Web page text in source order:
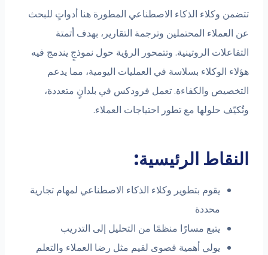
وكلاء الذكاء الاصطناعي المطورة هنا أدواتٍ للبحث
العملاء المحتملين وترجمة التقارير، بهدف أتمتة
الروتينية. وتتمحور الرؤية حول نموذجٍ يندمج فيه
الوكلاء بسلاسة في العمليات اليومية، مما يدعم
والكفاءة. تعمل فرودكس في بلدانٍ متعددة،
حلولها مع تطور احتياجات العملاء.
الرئيسية:
يقوم بتطوير وكلاء الذكاء الاصطناعي لمهام تجارية
يتبع مسارًا منظمًا من التحليل إلى التدريب
يولي أهمية قصوى لقيم مثل رضا العملاء والتعلم